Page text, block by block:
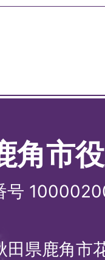
角市
号
県鹿角市